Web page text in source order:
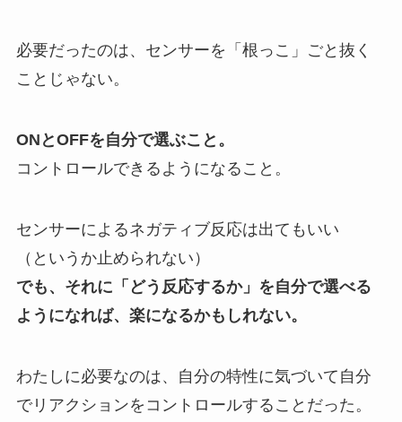
必要だったのは、センサーを「根っこ」ごと抜く
ことじゃない。
ONとOFFを自分で選ぶこと。
コントロールできるようになること。
センサーによるネガティブ反応は出てもいい
（というか止められない）
でも、それに「どう反応するか」を自分で選べる
ようになれば、楽になるかもしれない。
わたしに必要なのは、自分の特性に気づいて自分
でリアクションをコントロールすることだった。